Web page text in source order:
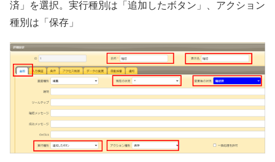
済」を選択。実行種別は「追加したボタン」、アクション
種別は「保存」